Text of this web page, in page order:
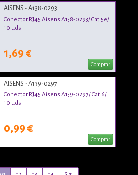
AISENS - A138-0293
Conector RJ45 Aisens A138-0293/ Cat.5e/
10 uds
1,69 €
Comprar
AISENS - A139-0297
Conector RJ45 Aisens A139-0297/ Cat.6/
10 uds
0,99 €
Comprar